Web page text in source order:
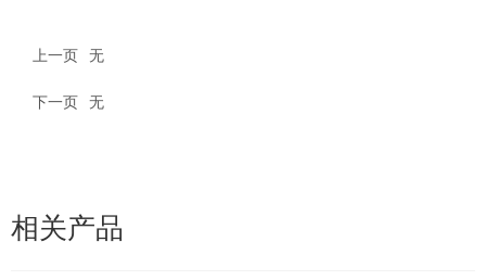
上一页 无
下一页 无
相关产品